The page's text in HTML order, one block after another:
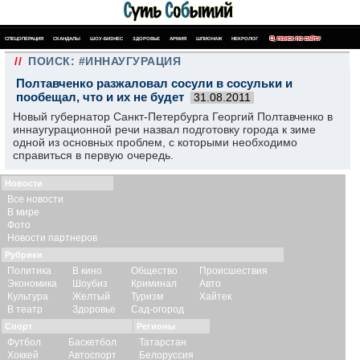
СПЕЦОПЕРАЦИЯ СКАНДАЛЫ ШОУ-БИЗНЕС ЗДОРОВЬЕ АРМИЯ ШПИОНАЖ НЕКРОЛОГ ПОИСК ПО САЙТУ
// ПОИСК: #ИННАУГУРАЦИЯ
Полтавченко разжаловал сосули в сосульки и
пообещал, что и их не будет
31.08.2011
Новый губернатор Санкт-Петербурга Георгий Полтавченко в
иннаугурационной речи назвал подготовку города к зиме
одной из основных проблем, с которыми необходимо
справиться в первую очередь.
Новости
Все новости
В мире
Фото
Новости партнеров
Рубрики
Политика
Экономика
Культура
В театр
В кино
Шоубиз
Желтый
Здоровье
Общество
Криминал
Туризм
Сад-огород
Происшествия
Авто
Хайтек
Спорт
Футбол
Хоккей
Баскетбол
Автоспорт
Регионы
Татарстан
Белоруссия